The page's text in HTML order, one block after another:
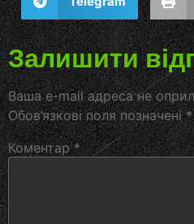
Залишити
Ваша e-mail адреса не
Обов’язкові поля позначені*
Коментар*